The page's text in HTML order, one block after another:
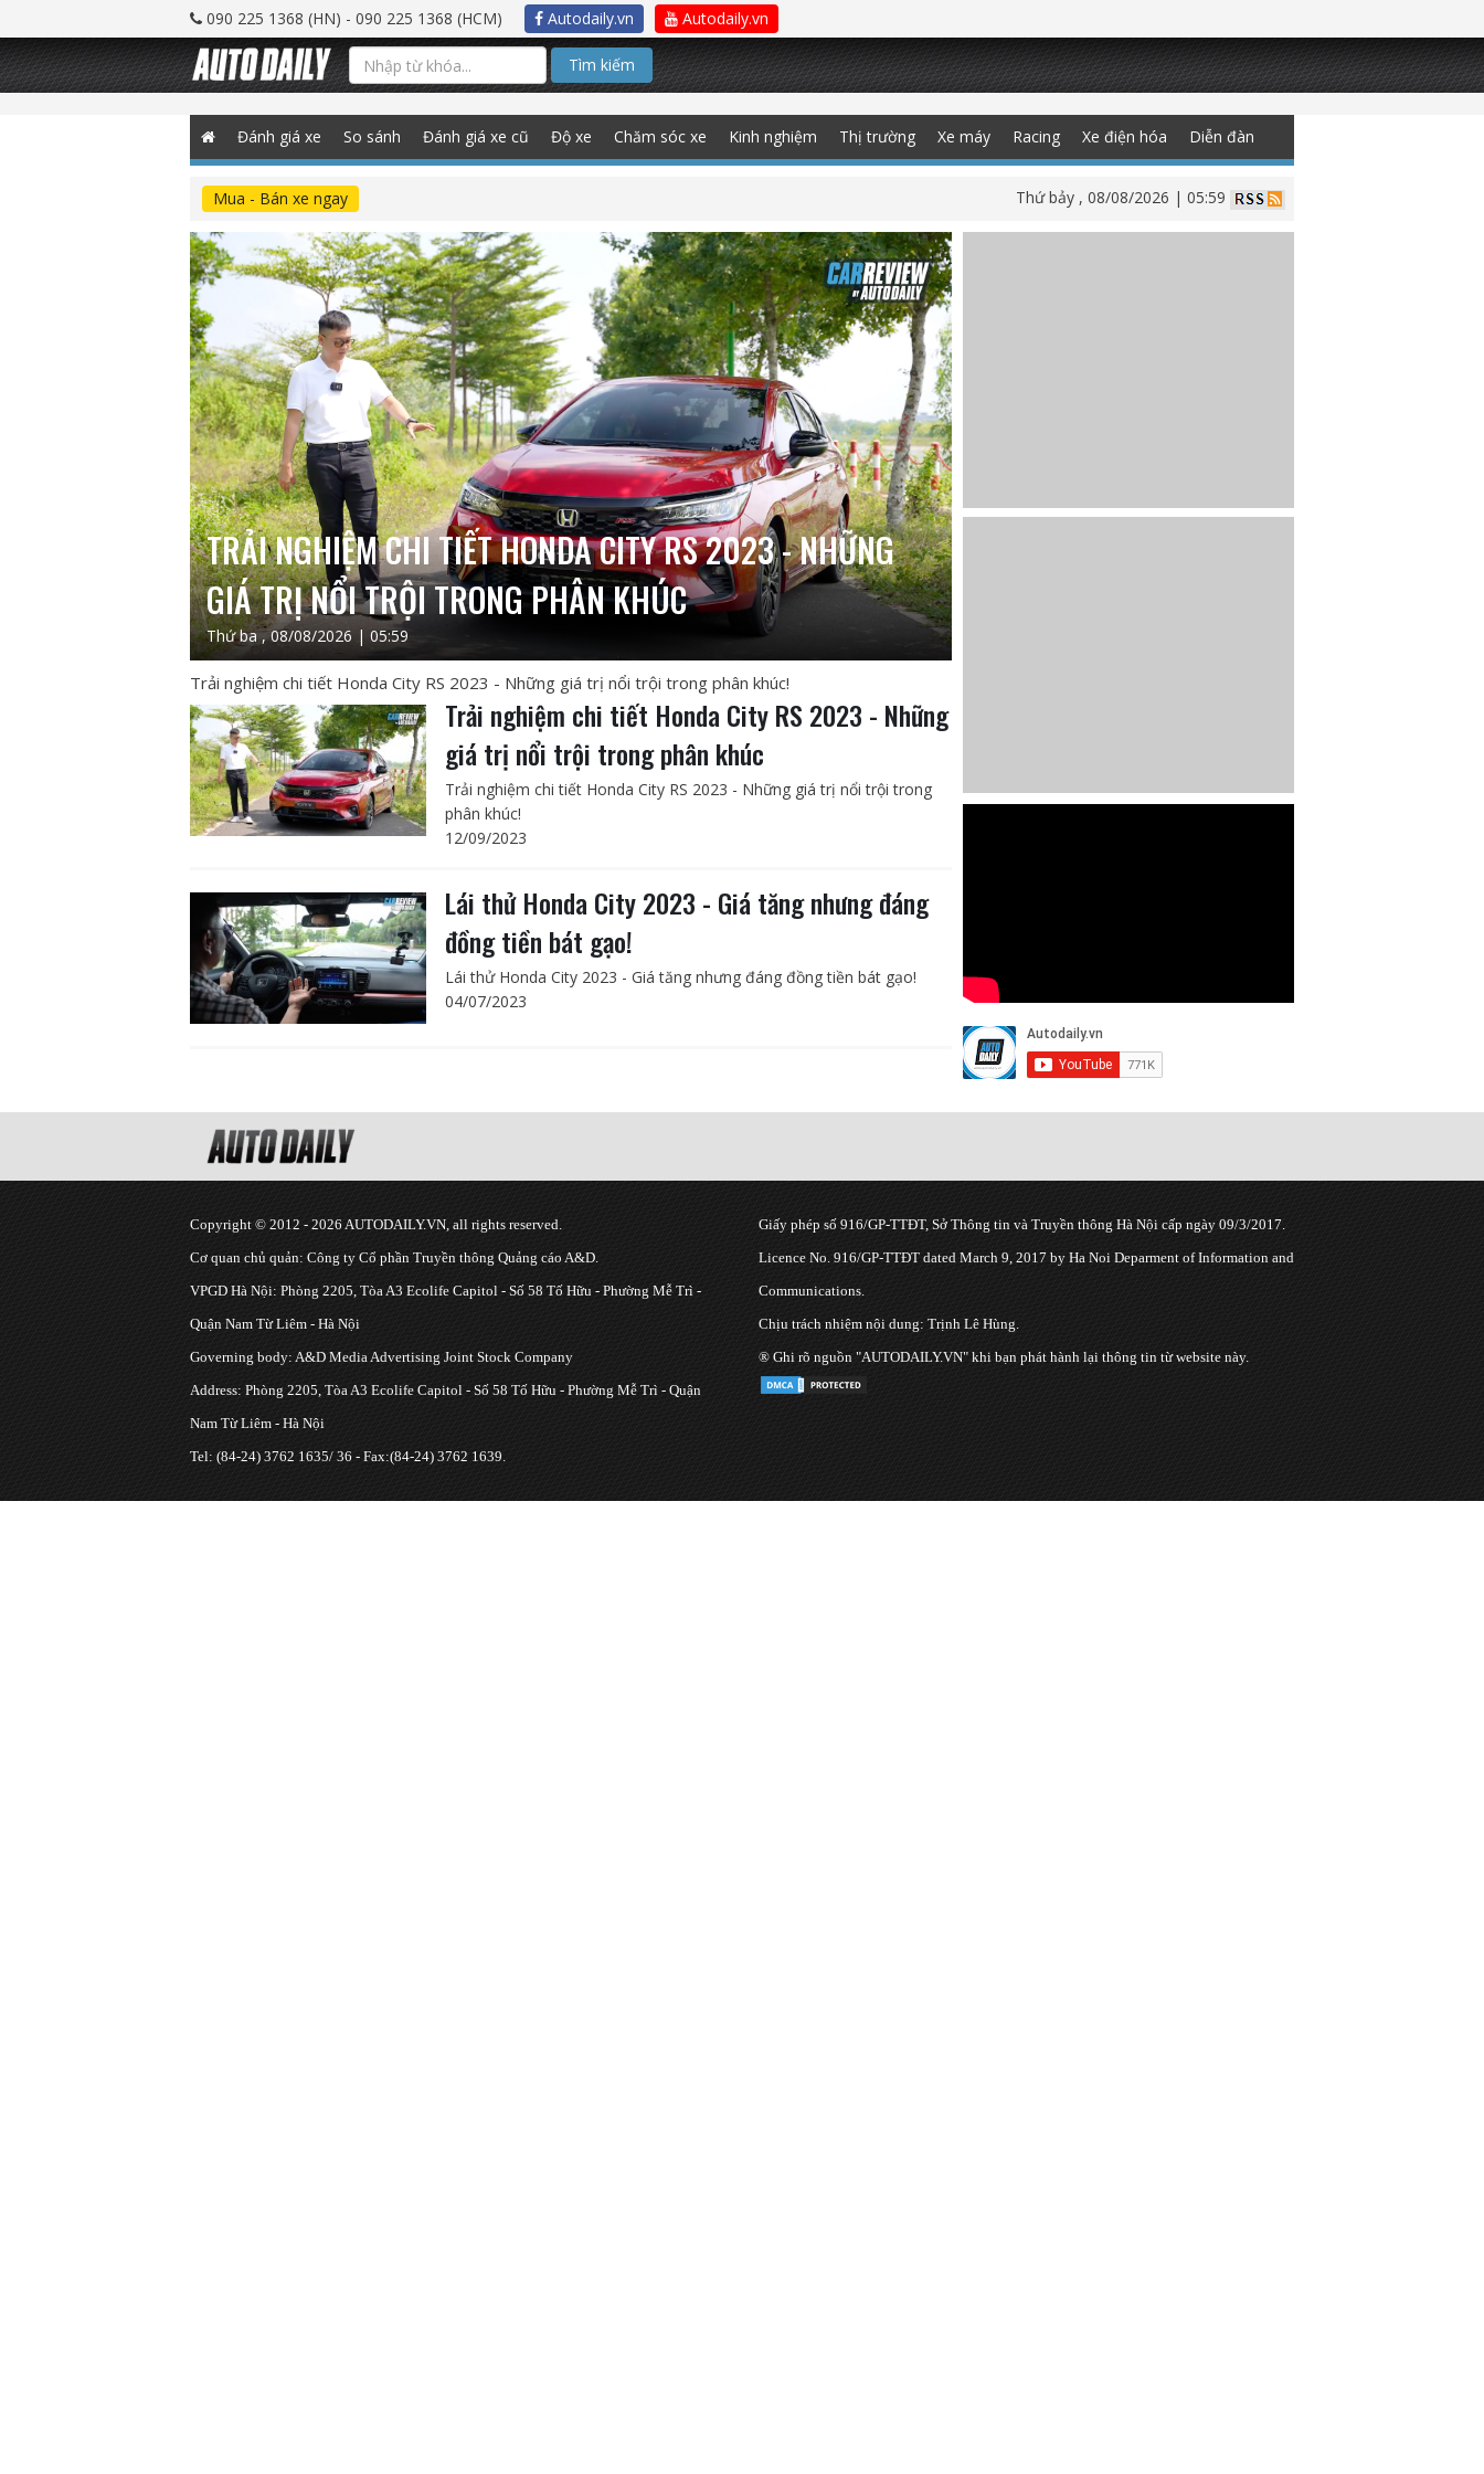
090 225 1368 (HN) - 090 225 1368 (HCM) Autodaily.vn Autodaily.vn
Tìm kiếm
Đánh giá xe So sánh Đánh giá xe cũ Độ xe Chăm sóc xe Kinh nghiệm Thị trường Xe máy Racing Xe điện hóa Diễn đàn
Mua - Bán xe ngay Thứ bảy , 08/08/2026 | 05:59
TRẢI NGHIỆM CHI TIẾT HONDA CITY RS 2023 - NHỮNG
GIÁ TRỊ NỔI TRỘI TRONG PHÂN KHÚC
Thứ ba , 08/08/2026 | 05:59
Trải nghiệm chi tiết Honda City RS 2023 - Những giá trị nổi trội trong phân khúc!
Trải nghiệm chi tiết Honda City RS 2023 - Những
giá trị nổi trội trong phân khúc
Trải nghiệm chi tiết Honda City RS 2023 - Những giá trị nổi trội trong
phân khúc!
12/09/2023
Lái thử Honda City 2023 - Giá tăng nhưng đáng
đồng tiền bát gạo!
Lái thử Honda City 2023 - Giá tăng nhưng đáng đồng tiền bát gạo!
04/07/2023
Copyright © 2012 - 2026 AUTODAILY.VN, all rights reserved.
Cơ quan chủ quản: Công ty Cổ phần Truyền thông Quảng cáo A&D.
VPGD Hà Nội: Phòng 2205, Tòa A3 Ecolife Capitol - Số 58 Tố Hữu - Phường Mễ Trì -
Quận Nam Từ Liêm - Hà Nội
Governing body: A&D Media Advertising Joint Stock Company
Address: Phòng 2205, Tòa A3 Ecolife Capitol - Số 58 Tố Hữu - Phường Mễ Trì - Quận
Nam Từ Liêm - Hà Nội
Tel: (84-24) 3762 1635/ 36 - Fax:(84-24) 3762 1639.
Giấy phép số 916/GP-TTĐT, Sở Thông tin và Truyền thông Hà Nội cấp ngày 09/3/2017.
Licence No. 916/GP-TTĐT dated March 9, 2017 by Ha Noi Deparment of Information and
Communications.
Chịu trách nhiệm nội dung: Trịnh Lê Hùng.
® Ghi rõ nguồn "AUTODAILY.VN" khi bạn phát hành lại thông tin từ website này.